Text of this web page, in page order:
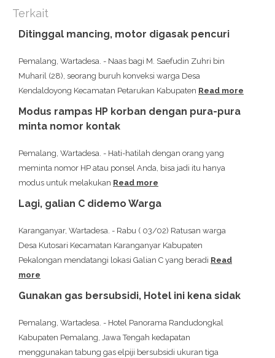
Terkait
Ditinggal mancing, motor digasak pencuri
Pemalang, Wartadesa. - Naas bagi M. Saefudin Zuhri bin
Muharil (28), seorang buruh konveksi warga Desa
Kendaldoyong Kecamatan Petarukan Kabupaten Read more
Modus rampas HP korban dengan pura-pura
minta nomor kontak
Pemalang, Wartadesa. - Hati-hatilah dengan orang yang
meminta nomor HP atau ponsel Anda, bisa jadi itu hanya
modus untuk melakukan Read more
Lagi, galian C didemo Warga
Karanganyar, Wartadesa. - Rabu ( 03/02) Ratusan warga
Desa Kutosari Kecamatan Karanganyar Kabupaten
Pekalongan mendatangi lokasi Galian C yang beradi Read
more
Gunakan gas bersubsidi, Hotel ini kena sidak
Pemalang, Wartadesa. - Hotel Panorama Randudongkal
Kabupaten Pemalang, Jawa Tengah kedapatan
menggunakan tabung gas elpiji bersubsidi ukuran tiga